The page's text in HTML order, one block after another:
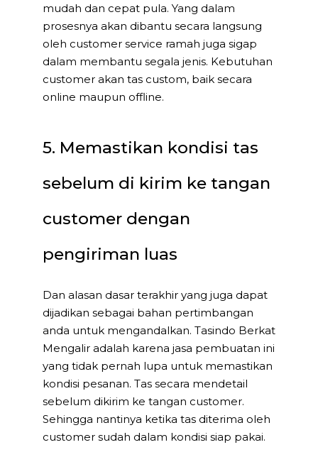
mudah dan cepat pula. Yang dalam
prosesnya akan dibantu secara langsung
oleh customer service ramah juga sigap
dalam membantu segala jenis. Kebutuhan
customer akan tas custom, baik secara
online maupun offline.
5. Memastikan kondisi tas
sebelum di kirim ke tangan
customer dengan
pengiriman luas
Dan alasan dasar terakhir yang juga dapat
dijadikan sebagai bahan pertimbangan
anda untuk mengandalkan. Tasindo Berkat
Mengalir adalah karena jasa pembuatan ini
yang tidak pernah lupa untuk memastikan
kondisi pesanan. Tas secara mendetail
sebelum dikirim ke tangan customer.
Sehingga nantinya ketika tas diterima oleh
customer sudah dalam kondisi siap pakai.